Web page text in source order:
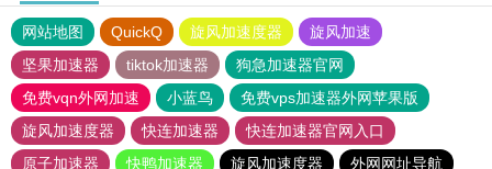
网站地图 QuickQ 旋风加速度器
旋风加速
坚果加速器
tiktok加速器
狗急加速器官网
免费vqn外网加速
小蓝鸟
免费vps加速器外网苹果版
旋风加速度器
快连加速器
快连加速器官网入口
原子加速器
快鸭加速器 旋风加速度器
外网网址导航